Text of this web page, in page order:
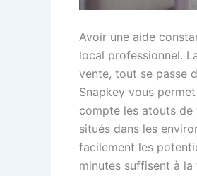
Avoir une aide
local professionnel.
vente, tout se passe
Snapkey vous
compte les atouts de
situés dans les
facilement les
minutes suffisent à